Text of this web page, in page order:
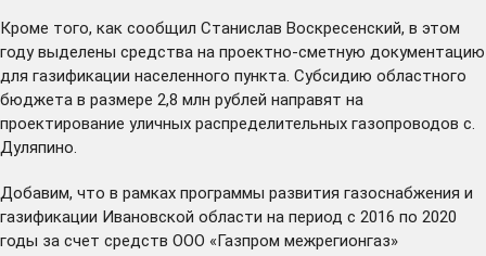
Кроме того, как сообщил Станислав Воскресенский, в этом
году выделены средства на проектно-сметную документацию
для газификации населенного пункта. Субсидию областного
бюджета в размере 2,8 млн рублей направят на
проектирование уличных распределительных газопроводов с.
Дуляпино.
Добавим, что в рамках программы развития газоснабжения и
газификации Ивановской области на период с 2016 по 2020
годы за счет средств ООО «Газпром межрегионгаз»